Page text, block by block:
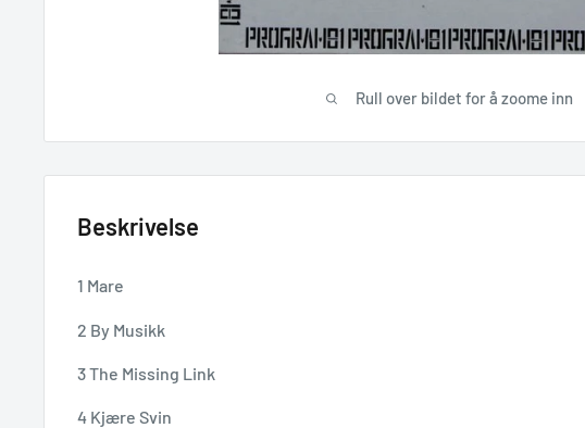
Rull over bildet for å zoome inn
Beskrivelse
1 Mare
2 By Musikk
3 The Missing Link
4 Kjære Svin